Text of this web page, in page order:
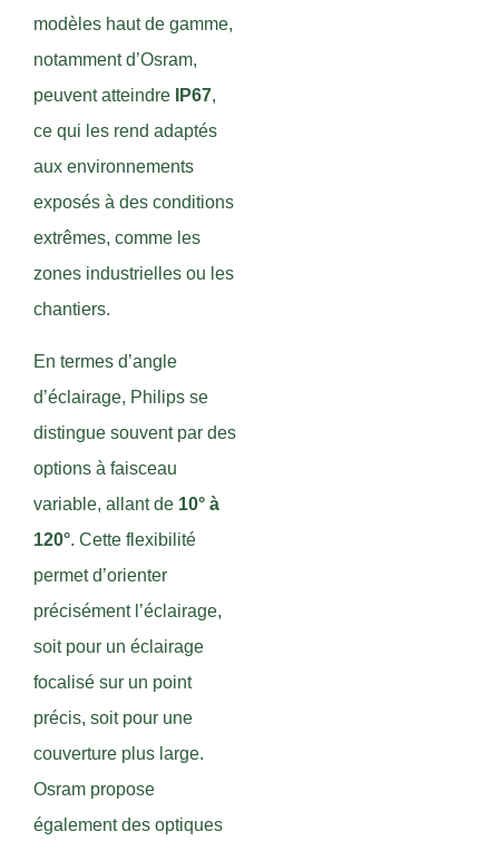
modèles haut de gamme,
notamment d’Osram,
peuvent atteindre
IP67,
ce qui les rend adaptés
aux environnements
exposés à des conditions
extrêmes, comme les
zones industrielles ou les
chantiers.
En termes d’angle
d’éclairage, Philips se
distingue souvent par des
options à faisceau
variable, allant de 10° à
120°. Cette flexibilité
permet d’orienter
précisément l’éclairage,
soit pour un éclairage
focalisé sur un point
précis, soit pour une
couverture plus large.
Osram propose
également des optiques